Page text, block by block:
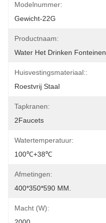
Modelnummer:
Gewicht-22G
Productnaam:
Water Het Drinken Fonteinen
Huisvestingsmateriaal::
Roestvrij Staal
Tapkranen:
2Faucets
Watertemperatuur:
100℃+38℃
Afmetingen:
400*350*590 MM.
Macht (w):